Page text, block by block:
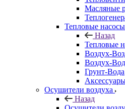
Масляные
Тепловые насосы
Назад
Тепловые
Воздух-
Воздух-
Грунт-Вода
Осушители воздуха
Назад